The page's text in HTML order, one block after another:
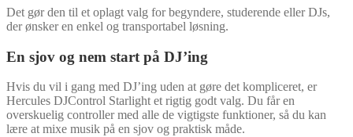
Det gør den til et oplagt valg for begyndere, studerende eller DJs,
der ønsker en enkel og transportabel løsning.
En sjov og nem start på DJ’ing
Hvis du vil i gang med DJ’ing uden at gøre det kompliceret, er
Hercules DJControl Starlight et rigtig godt valg. Du får en
overskuelig controller med alle de vigtigste funktioner, så du kan
lære at mixe musik på en sjov og praktisk måde.